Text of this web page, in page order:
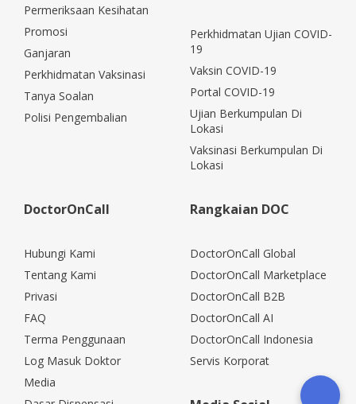
Permeriksaan Kesihatan
Promosi
Ganjaran
Perkhidmatan Vaksinasi
Tanya Soalan
Polisi Pengembalian
Perkhidmatan Ujian COVID-
19
Vaksin COVID-19
Portal COVID-19
Ujian Berkumpulan Di
Lokasi
Vaksinasi Berkumpulan Di
Lokasi
DoctorOnCall
Hubungi Kami
Tentang Kami
Privasi
FAQ
Terma Penggunaan
Log Masuk Doktor
Media
Rangkaian DOC
DoctorOnCall Global
DoctorOnCall Marketplace
DoctorOnCall B2B
DoctorOnCall AI
DoctorOnCall Indonesia
Servis Korporat